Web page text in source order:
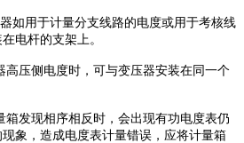
用于计量分支线路的电度或用于考核线
电杆的支架上。
压侧电度时，可与变压器安装在同一个
发现相序相反时，会出现有功电度表仍
象，造成电度表计量错误，应将计量箱